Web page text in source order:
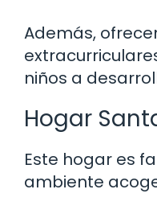
Además,
niños a
Hogar
Este hogar es
ambiente